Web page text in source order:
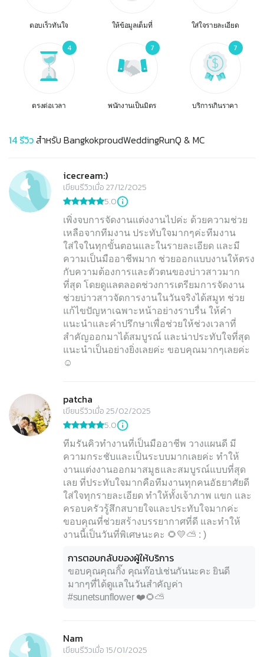
ตอบเร็วทันใจ ให้ข้อมูลเต็มที่ ใส่ใจรายละเอียด
4
ตรงต่อเวลา
7
พนักงานเป็นมิตร
7
บริการเกินราคา
14รีวิวสำหรับ BangkokproudWeddingRunQ & MC
icecream:)
เขียนรีวิวเมื่อ 27/12/2025
5.0
เพิ่งจบการจัดงานแต่งงานไปค่ะ ด้วยความช่วย
เหลือจากทีมงาน ประทับใจมากๆค่ะทีมงาน
ใส่ใจในทุกขั้นตอนและในรายละเอียด และมี
ความเป็นมืออาชีพมาก ช่วยออกแบบงานให้ตรง
กับความต้องการและตัวตนของบ่าวสาวมาก
ที่สุด โดยดูแลตลอดช่วงการเตรียมการจัดงาน
ช่วยบ่าวสาวจัดการงานในวันจริงได้สมูท ช่วย
แก้ไขปัญหาเฉพาะหน้าอย่างราบรื่น ให้คำ
แนะนำและคำปรึกษาเพื่อช่วยให้ช่วงเวลาที่
สำคัญออกมาได้สมบูรณ์ และน่าประทับใจที่สุด
แนะนำเป็นอย่างยิ่งเลยค่ะ ขอบคุณมากๆเลยค่ะ
☺️
patcha
เขียนรีวิวเมื่อ 25/02/2025
5.0
ทีมรันคิวทำงานที่เป็นมืออาชีพ วางแผนดี มี
ความกระชับและเป็นระบบมากเลยค่ะ ทำให้
งานแต่งงานออกมาสมูธและสมบูรณ์แบบที่สุด
เลย ที่ประทับใจมากคือทีมงานทุกคนอัธยาศัยดี
ใส่ใจทุกรายละเอียด ทำให้ทั้งเจ้าภาพ แขก และ
ครอบครัวรู้สึกสบายใจและประทับใจมากค่ะ
ขอบคุณที่ช่วยสร้างบรรยากาศที่ดี และทำให้
งานนี้เป็นวันที่พิเศษนะคะ 🌻💛⛅️ : )
การตอบกลับของผู้ให้บริการ
ขอบคุณคุณกิ๊ง คุณท๊อปเช่นกันนะคะ ยินดี
มากๆที่ได้ดูแลในวันสำคัญค่า
#sunetsunflower ❤️🌻⛅️
Nam
เขียนรีวิวเมื่อ 15/01/2025